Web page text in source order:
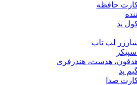
حافظه
پد
لپ تاپ
اسپیکر
هدست، هندزفری
پد
صدا